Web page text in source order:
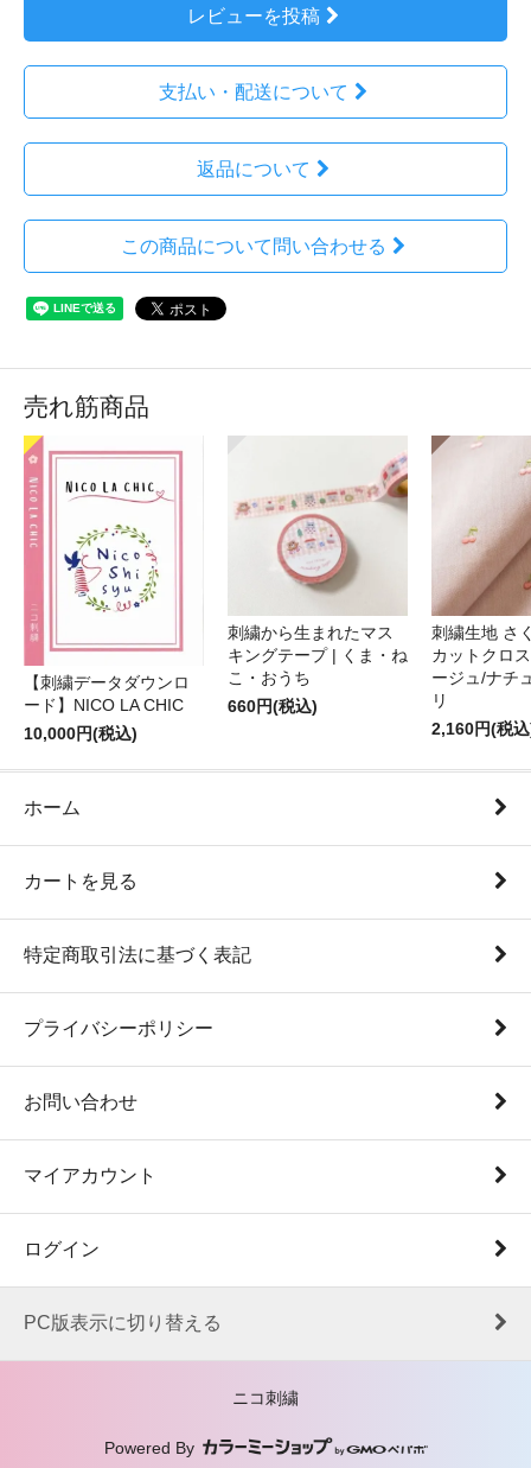
レビューを投稿
支払い・配送について
返品について
この商品について問い合わせる
売れ筋商品
【刺繍データダウンロ
ード】NICO LA CHIC
10,000円(税込)
刺繍から生まれたマス
キングテープ | くま・ね
こ・おうち
660円(税込)
刺繍生地 さ
カットクロ
ージュ/ナチ
リ
2,160円(税
ホーム
カートを見る
特定商取引法に基づく表記
プライバシーポリシー
お問い合わせ
マイアカウント
ログイン
PC版表示に切り替える
ニコ刺繍
Powered By